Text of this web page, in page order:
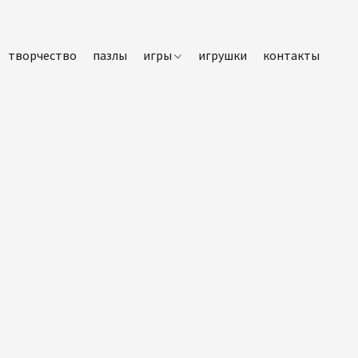
творчество пазлы игры игрушки контакты